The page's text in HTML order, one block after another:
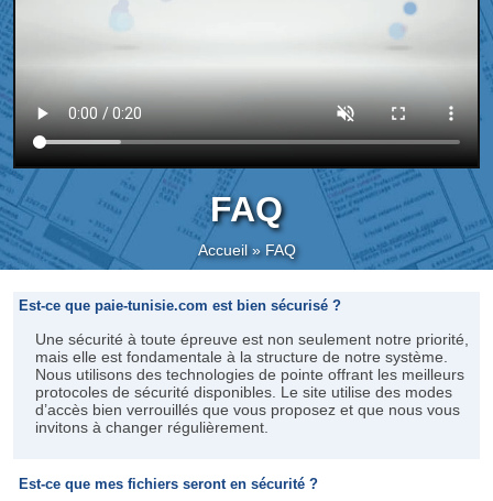
FAQ
Accueil»FAQ
Est-ce que paie-tunisie.com est bien sécurisé ?
Une sécurité à toute épreuve est non seulement notre priorité,
mais elle est fondamentale à la structure de notre système.
Nous utilisons des technologies de pointe offrant les meilleurs
protocoles de sécurité disponibles. Le site utilise des modes
d’accès bien verrouillés que vous proposez et que nous vous
invitons à changer régulièrement.
Est-ce que mes fichiers seront en sécurité ?